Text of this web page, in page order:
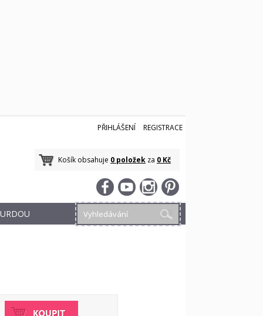
PŘIHLÁŠENÍ REGISTRACE
Košík obsahuje 0 položek za 0 Kč